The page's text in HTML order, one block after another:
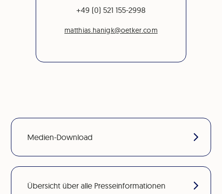
+49 (0) 521 155-2998
matthias.hanigk@oetker.com
Medien-Download
Übersicht über alle Presseinformationen